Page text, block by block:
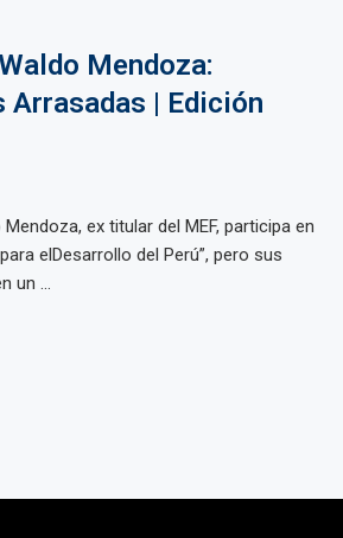
Mendoza:
| Edición
ex titular del MEF, participa en
elDesarrollo del Perú”, pero sus
un ...